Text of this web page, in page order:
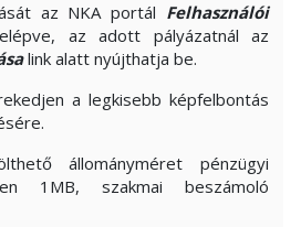
az NKA portál Felhasználói
az adott pályázatnál az
link alatt nyújthatja be.
a legkisebb képfelbontás
állományméret pénzügyi
1MB, szakmai beszámoló